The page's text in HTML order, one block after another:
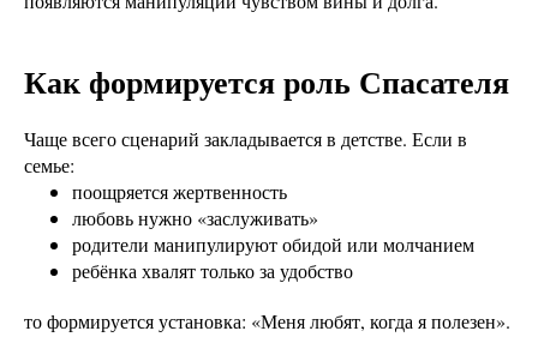
Как формируется роль Спасателя
Чаще всего сценарий закладывается в детстве. Если в
семье:
поощряется жертвенность
любовь нужно «заслуживать»
родители манипулируют обидой или молчанием
ребёнка хвалят только за удобство
то формируется установка: «Меня любят, когда я полезен».